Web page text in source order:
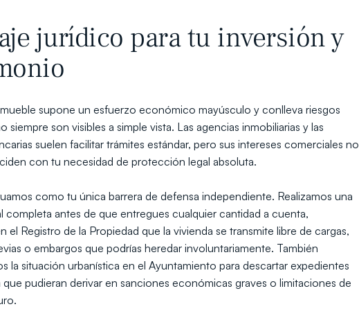
jurídico para tu inversión y
supone un esfuerzo económico mayúsculo y conlleva riesgos
siempre son visibles a simple vista. Las agencias inmobiliarias y las
suelen facilitar trámites estándar, pero sus intereses comerciales no
con tu necesidad de protección legal absoluta.
como tu única barrera de defensa independiente. Realizamos una
completa antes de que entregues cualquier cantidad a cuenta,
el Registro de la Propiedad que la vivienda se transmite libre de cargas,
o embargos que podrías heredar involuntariamente. También
la situación urbanística en el Ayuntamiento para descartar expedientes
pudieran derivar en sanciones económicas graves o limitaciones de